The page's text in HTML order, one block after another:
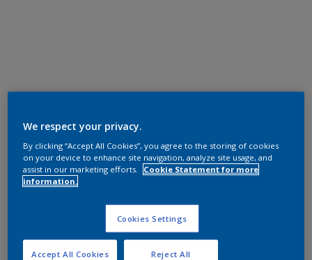
We respect your privacy.
By clicking “Accept All Cookies”, you agree to the storing of cookies
on your device to enhance site navigation, analyze site usage, and
assist in our marketing efforts.
Cookie Statement for more
information.
Cookies Settings
Reject All
Accept All Cookies